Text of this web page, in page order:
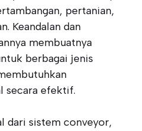
pertanian,
Keandalan dan
membuatnya
berbagai jenis
secara efektif.
dari sistem conveyor,